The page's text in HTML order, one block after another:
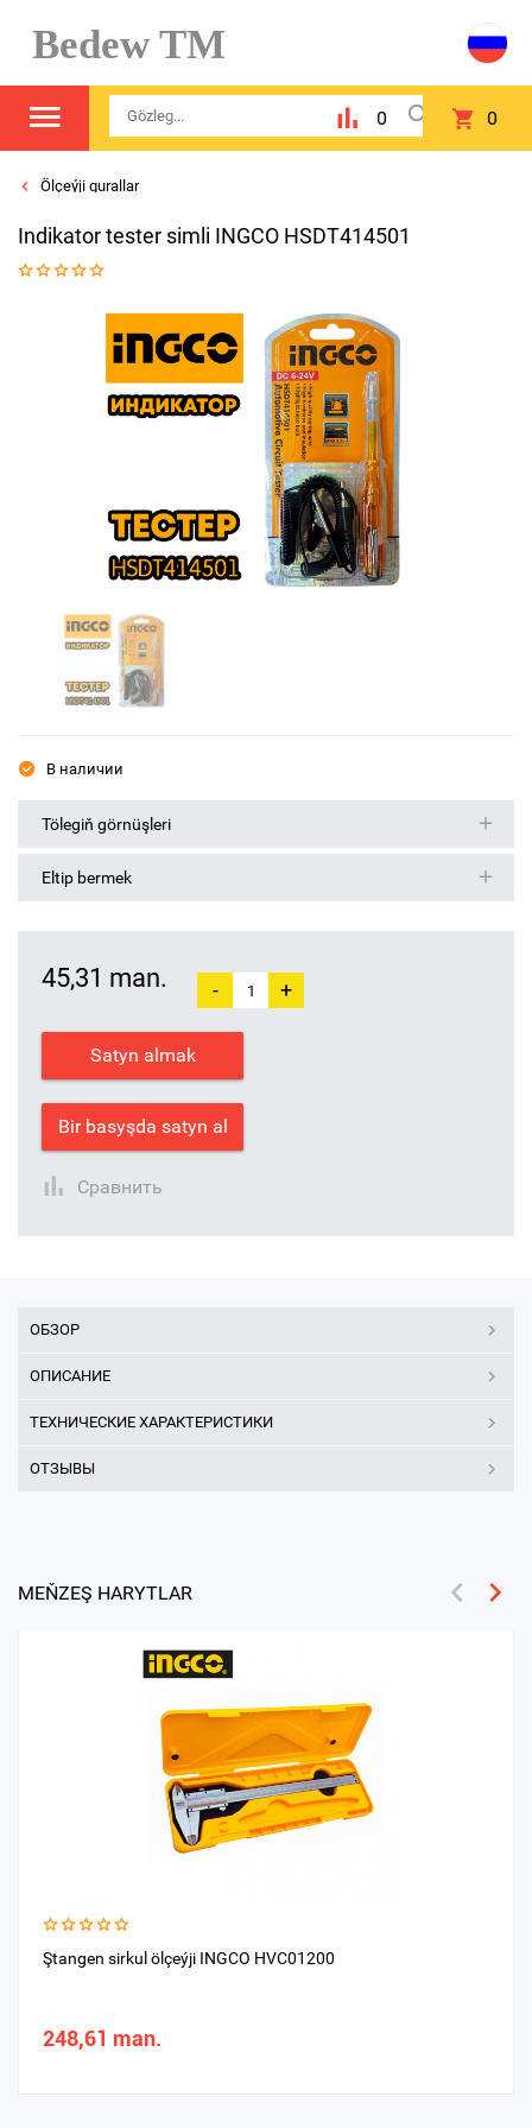
Bedew TM
0 0
Ölçeýji gurallar
Indikator tester simli INGCO HSDT414501
В наличии
Tölegiň görnüşleri
Eltip bermek
45,31 man. - +
Satyn almak
Bir basyşda satyn al
Сравнить
ОБЗОР
ОПИСАНИЕ
ТЕХНИЧЕСКИЕ ХАРАКТЕРИСТИКИ
ОТЗЫВЫ
MEŇZEŞ HARYTLAR
Ştangen sirkul ölçeýji INGCO HVC01200
248,61 man.